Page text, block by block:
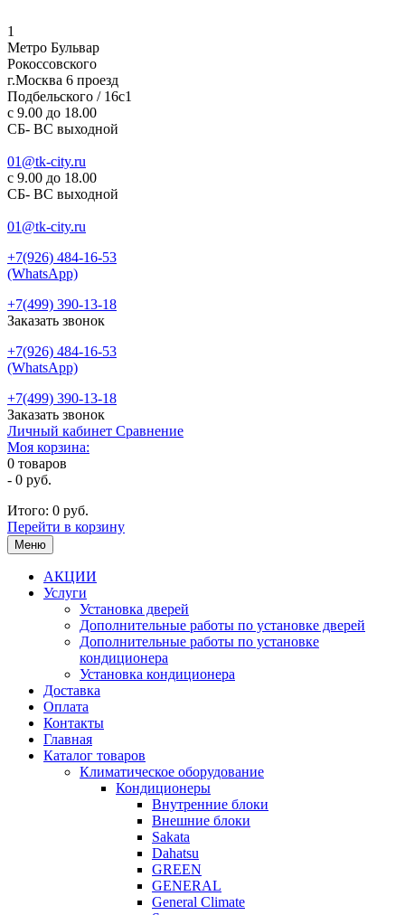
1
Метро Бульвар
Рокоссовского
г.Москва 6 проезд
Подбельского / 16с1
c 9.00 до 18.00
СБ- ВС выходной
01@tk-city.ru
c 9.00 до 18.00
СБ- ВС выходной
01@tk-city.ru
+7(926) 484-16-53
(WhatsApp)
+7(499) 390-13-18
Заказать звонок
+7(926) 484-16-53
(WhatsApp)
+7(499) 390-13-18
Заказать звонок
Личный кабинет Сравнение
Моя корзина:
0 товаров
- 0 руб.
Итого: 0 руб.
Перейти в корзину
Меню
АКЦИИ
Услуги
Установка дверей
Дополнительные работы по установке дверей
Дополнительные работы по установке
кондиционера
Установка кондиционера
Доставка
Оплата
Контакты
Главная
Каталог товаров
Климатическое оборудование
Кондиционеры
Внутренние блоки
Внешние блоки
Sakata
Dahatsu
GREEN
GENERAL
General Climate